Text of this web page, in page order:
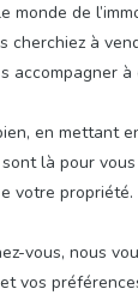
monde de
cherchiez à
accompagner
en mettant
là pour
votre propriété.
vous, nous
vos